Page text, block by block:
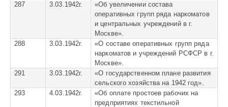
287
3.03.1942г. «Об увеличении состава
оперативных групп ряда наркоматов
и центральных учреждений в г.
Москве».
288
3.03.1942г. «О составе оперативных групп ряда
наркоматов и учреждений РСФСР в г.
Москве».
291
3.03.1942г. «О государственном плане развития
сельского хозяйства на 1942 год».
293
4.03.1942г. «Об оплате простоев рабочих на
предприятиях текстильной